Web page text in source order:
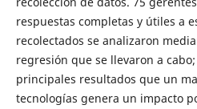
respuestas completas y útiles a
recolectados se analizaron
regresión que se llevaron a
principales resultados que un
tecnologías genera un impacto